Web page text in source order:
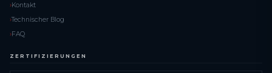
Kontakt
Technischer Blog
FAQ
ZERTIFIZIERUNGEN